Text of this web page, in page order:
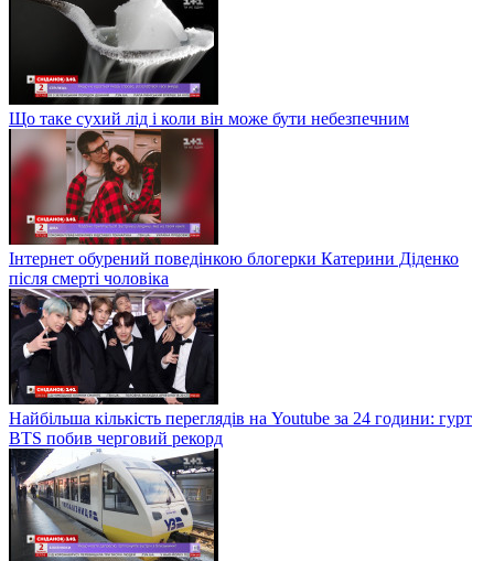
Що таке сухий лід і коли він може бути небезпечним
Інтернет обурений поведінкою блогерки Катерини Діденко
після смерті чоловіка
Найбільша кількість переглядів на Youtube за 24 години: гурт
BTS побив черговий рекорд